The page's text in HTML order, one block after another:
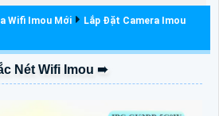
Wifi Imou Mới
Lắp Đặt Camera Imou
Nét Wifi Imou ➠